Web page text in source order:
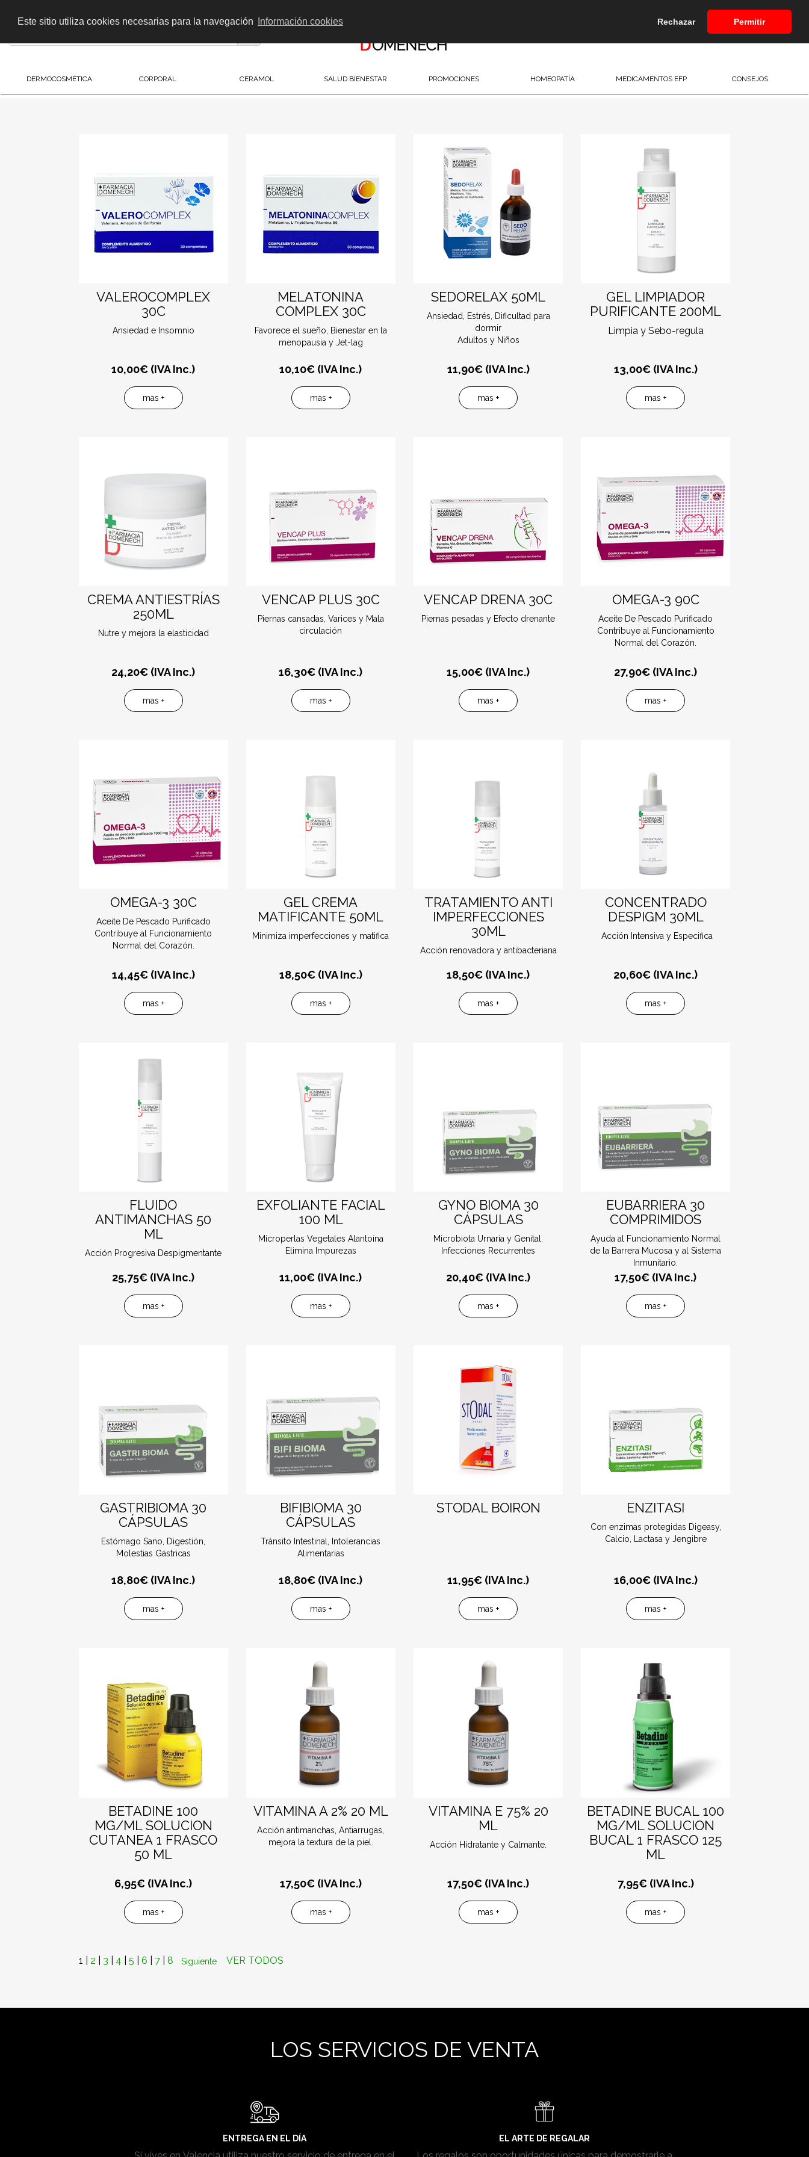
Este sitio utiliza cookies necesarias para la navegación Información cookies Rechazar Permitir
DERMOCOSMÉTICA CORPORAL CERAMOL SALUD BIENESTAR PROMOCIONES HOMEOPATÍA MEDICAMENTOS EFP CONSEJOS
VALEROCOMPLEX
30C
Ansiedad e Insomnio
10,00€ (IVA Inc.)
mas +
MELATONINA
COMPLEX 30C
Favorece el sueño, Bienestar en la
menopausia y Jet-lag
10,10€ (IVA Inc.)
mas +
SEDORELAX 50ML
Ansiedad, Estrés, Dificultad para
dormir
Adultos y Niños
11,90€ (IVA Inc.)
mas +
GEL LIMPIADOR
PURIFICANTE 200ML
Limpia y Sebo-regula
13,00€ (IVA Inc.)
mas +
CREMA ANTIESTRÍAS
250ML
Nutre y mejora la elasticidad
24,20€ (IVA Inc.)
mas +
VENCAP PLUS 30C
Piernas cansadas, Varices y Mala
circulación
16,30€ (IVA Inc.)
mas +
VENCAP DRENA 30C
Piernas pesadas y Efecto drenante
15,00€ (IVA Inc.)
mas +
OMEGA-3 90C
Aceite De Pescado Purificado
Contribuye al Funcionamiento
Normal del Corazón.
27,90€ (IVA Inc.)
mas +
OMEGA-3 30C
Aceite De Pescado Purificado
Contribuye al Funcionamiento
Normal del Corazón.
14,45€ (IVA Inc.)
mas +
GEL CREMA
MATIFICANTE 50ML
Minimiza imperfecciones y matifica
18,50€ (IVA Inc.)
mas +
TRATAMIENTO ANTI
IMPERFECCIONES
30ML
Acción renovadora y antibacteriana
18,50€ (IVA Inc.)
mas +
CONCENTRADO
DESPIGM 30ML
Acción Intensiva y Especifica
20,60€ (IVA Inc.)
mas +
FLUIDO
ANTIMANCHAS 50
ML
Acción Progresiva Despigmentante
25,75€ (IVA Inc.)
mas +
EXFOLIANTE FACIAL
100 ML
Microperlas Vegetales Alantoína
Elimina Impurezas
11,00€ (IVA Inc.)
mas +
GYNO BIOMA 30
CÁPSULAS
Microbiota Urnaria y Genital.
Infecciones Recurrentes
20,40€ (IVA Inc.)
mas +
EUBARRIERA 30
COMPRIMIDOS
Ayuda al Funcionamiento Normal
de la Barrera Mucosa y al Sistema
Inmunitario.
17,50€ (IVA Inc.)
mas +
GASTRIBIOMA 30
CÁPSULAS
Estómago Sano, Digestión,
Molestias Gástricas
18,80€ (IVA Inc.)
mas +
BIFIBIOMA 30
CÁPSULAS
Tránsito Intestinal, Intolerancias
Alimentarias
18,80€ (IVA Inc.)
mas +
STODAL BOIRON
11,95€ (IVA Inc.)
mas +
ENZITASI
Con enzimas protegidas Digeasy,
Calcio, Lactasa y Jengibre
16,00€ (IVA Inc.)
mas +
BETADINE 100
MG/ML SOLUCION
CUTANEA 1 FRASCO
50 ML
6,95€ (IVA Inc.)
mas +
VITAMINA A 2% 20 ML
Acción antimanchas, Antiarrugas,
mejora la textura de la piel.
17,50€ (IVA Inc.)
mas +
VITAMINA E 75% 20
ML
Acción Hidratante y Calmante.
17,50€ (IVA Inc.)
mas +
BETADINE BUCAL 100
MG/ML SOLUCION
BUCAL 1 FRASCO 125
ML
7,95€ (IVA Inc.)
mas +
1 2 3 4 5 6 7| 8 Siguiente VER TODOS
LOS SERVICIOS DE VENTA
ENTREGA EN EL DÍA EL ARTE DE REGALAR